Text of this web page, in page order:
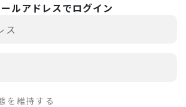
ルアドレスでログイン
を維持する